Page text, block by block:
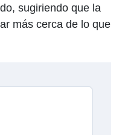
sugiriendo que la
más cerca de lo que